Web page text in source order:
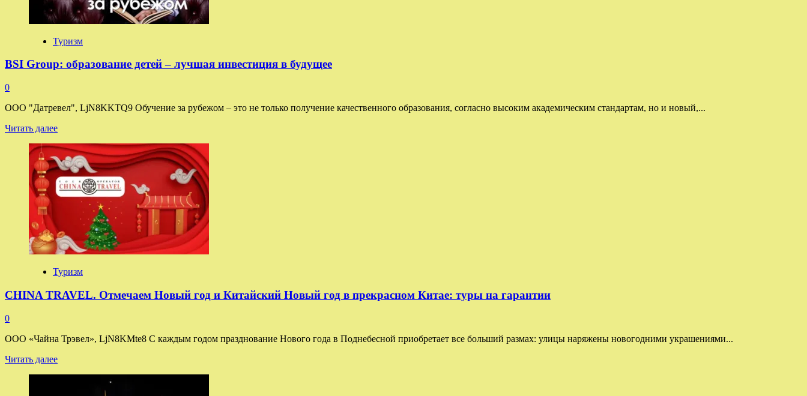
Туризм
BSI Group: образование детей – лучшая инвестиция в будущее
0
ООО "Датревел", LjN8KKTQ9 Обучение за рубежом – это не только получение качественного образования, согласно высоким академическим стандартам, но и новый,...
Читать далееПрочитать
о
BSI
Group:
образование
детей
лучшая
инвестиция
в
будущее
Туризм
CHINA TRAVEL. Отмечаем Новый год и Китайский Новый год в прекрасном Китае: туры на гарантии
0
ООО «Чайна Трэвел», LjN8KMte8 С каждым годом празднование Нового года в Поднебесной приобретает все больший размах: улицы наряжены новогодними украшениями...
Читать далееПрочитать